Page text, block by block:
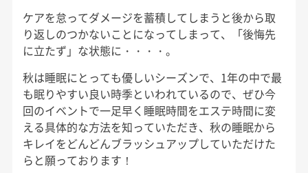
ケアを怠ってダメージを蓄積してしまうと後から取
り返しのつかないことになってしまって、「後悔先
に立たず」な状態に・・・・。
秋は睡眠にとっても優しいシーズンで、1年の中で最
も眠りやすい良い時季といわれているので、ぜひ今
回のイベントで一足早く睡眠時間をエステ時間に変
える具体的な方法を知っていただき、秋の睡眠から
キレイをどんどんブラッシュアップしていただけた
らと願っております！